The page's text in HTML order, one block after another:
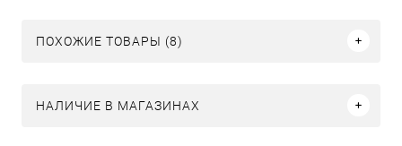
ПОХОЖИЕ ТОВАРЫ (8)
НАЛИЧИЕ В МАГАЗИНАХ